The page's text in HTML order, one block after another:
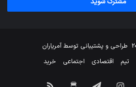
طراحی و پشتیبانی توسطآمریاران
تیم اقتصادی اجتماعی خرید